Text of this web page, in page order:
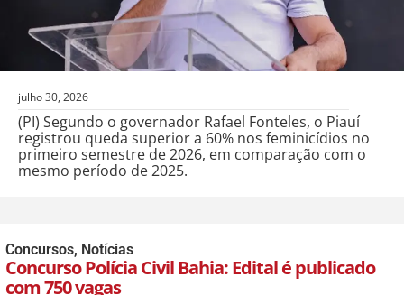
julho 30, 2026
(PI) Segundo o governador Rafael Fonteles, o Piauí
registrou queda superior a 60% nos feminicídios no
primeiro semestre de 2026, em comparação com o
mesmo período de 2025.
Concursos, Notícias
Concurso Polícia Civil Bahia: Edital é publicado
com 750 vagas